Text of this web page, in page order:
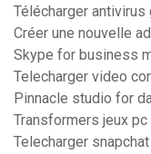
Télécharger
Créer une nouvelle
Skype for business
Telecharger video
Pinnacle studio for
Transformers jeux pc
Telecharger